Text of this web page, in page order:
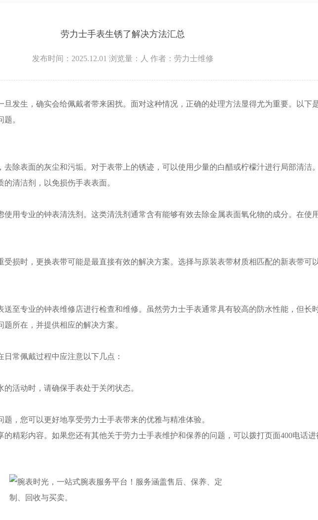
劳力士手表生锈了解决方法汇总
发布时间：2025.12.01 浏览量： 人 作者：劳力士维修
生，确实会给佩戴者带来困扰。面对这种情况，正确的处理方法显得尤为重要。以下
。
表面的灰尘和污垢。对于表带上的锈迹，可以使用少量的白醋或柠檬汁进行局部清洁
清洁剂，以免损伤手表表面。
专业的钟表清洗剂。这类清洗剂通常含有能够有效去除金属表面氧化物的成分。在使
时，更换表带可能是最直接有效的解决方案。选择与原装表带材质相匹配的新表带可
专业的钟表维修店进行检查和维修。虽然劳力士手表通常具有较高的防水性能，但长
所在，并提供相应的解决方案。
常佩戴过程中应注意以下几点：
活动时，请确保手表处于关闭状态。
您可以更好地享受劳力士手表带来的优雅与精准体验。
的精彩内容。如果您还有其他关于劳力士手表维护和保养的问题，可以拨打页面400电话